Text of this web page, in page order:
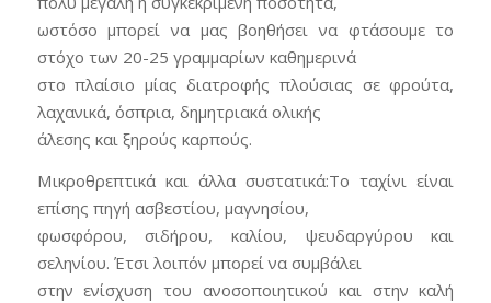
ωστόσο μπορεί να μας βοηθήσει να φτάσουμε το
στόχο των 20-25 γραμμαρίων καθημερινά
στο πλαίσιο μίας διατροφής πλούσιας σε φρούτα,
λαχανικά, όσπρια, δημητριακά ολικής
άλεσης και ξηρούς καρπούς.
Μικροθρεπτικά και άλλα συστατικά:Το ταχίνι είναι
επίσης πηγή ασβεστίου, μαγνησίου,
φωσφόρου, σιδήρου, καλίου, ψευδαργύρου και
σεληνίου. Έτσι λοιπόν μπορεί να συμβάλει
στην ενίσχυση του ανοσοποιητικού και στην καλή